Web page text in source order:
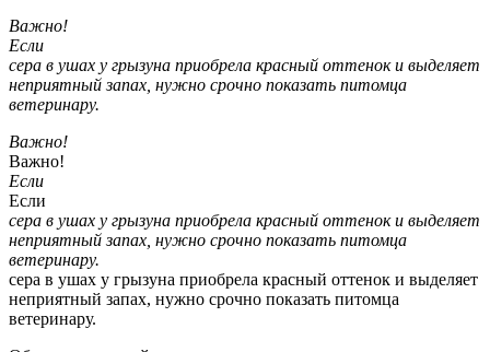
Важно!
Если
сера в ушах у грызуна приобрела красный оттенок и выделяет
неприятный запах, нужно срочно показать питомца
ветеринару.
Важно!
Важно!
Если
Если
сера в ушах у грызуна приобрела красный оттенок и выделяет
неприятный запах, нужно срочно показать питомца
ветеринару.
сера в ушах у грызуна приобрела красный оттенок и выделяет
неприятный запах, нужно срочно показать питомца
ветеринару.